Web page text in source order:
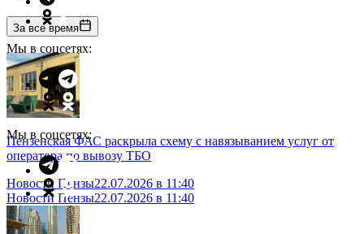
Мы в соцсетях:
Мы в соцсетях:
За все время
Пензенская ФАС раскрыла схему с навязыванием услуг от
оператора по вывозу ТБО
Новости Пензы22.07.2026 в 11:40
Новости Пензы22.07.2026 в 11:40